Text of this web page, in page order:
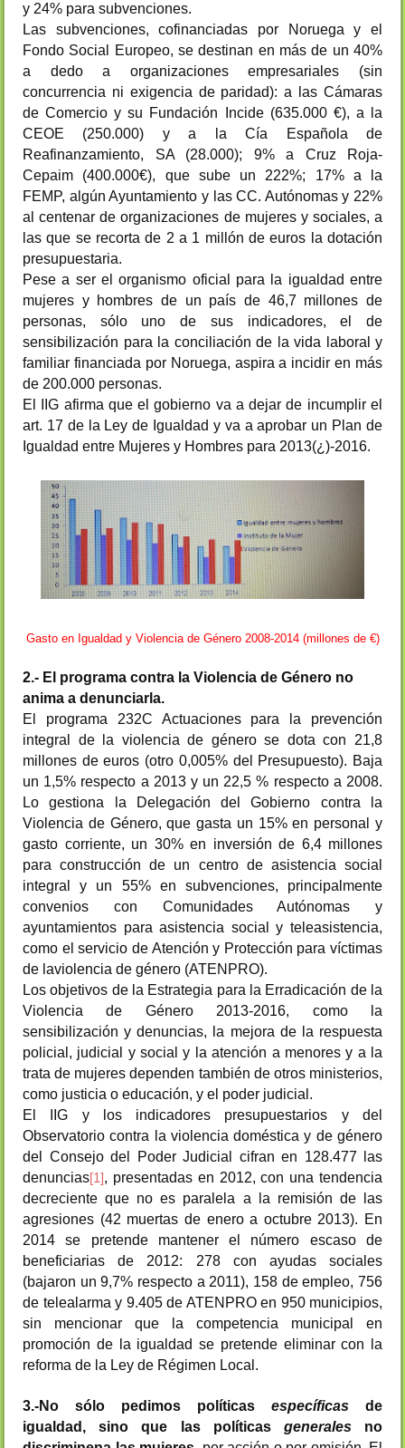
y 24% para subvenciones.
Las subvenciones, cofinanciadas por Noruega y el
Fondo Social Europeo, se destinan en más de un 40%
a dedo a organizaciones empresariales (sin
concurrencia ni exigencia de paridad): a las Cámaras
de Comercio y su Fundación Incide (635.000 €), a la
CEOE (250.000) y a la Cía Española de
Reafinanzamiento, SA (28.000); 9% a Cruz Roja-
Cepaim (400.000€), que sube un 222%; 17% a la
FEMP, algún Ayuntamiento y las CC. Autónomas y 22%
al centenar de organizaciones de mujeres y sociales, a
las que se recorta de 2 a 1 millón de euros la dotación
presupuestaria.
Pese a ser el organismo oficial para la igualdad entre
mujeres y hombres de un país de 46,7 millones de
personas, sólo uno de sus indicadores, el de
sensibilización para la conciliación de la vida laboral y
familiar financiada por Noruega, aspira a incidir en más
de 200.000 personas.
El IIG afirma que el gobierno va a dejar de incumplir el
art. 17 de la Ley de Igualdad y va a aprobar un Plan de
Igualdad entre Mujeres y Hombres para 2013(¿)-2016.
Gasto en Igualdad y Violencia de Género 2008-2014 (millones de €)
2.- El programa contra la Violencia de Género no
anima a denunciarla.
El programa 232C Actuaciones para la prevención
integral de la violencia de género se dota con 21,8
millones de euros (otro 0,005% del Presupuesto). Baja
un 1,5% respecto a 2013 y un 22,5 % respecto a 2008.
Lo gestiona la Delegación del Gobierno contra la
Violencia de Género, que gasta un 15% en personal y
gasto corriente, un 30% en inversión de 6,4 millones
para construcción de un centro de asistencia social
integral y un 55% en subvenciones, principalmente
convenios con Comunidades Autónomas y
ayuntamientos para asistencia social y teleasistencia,
como el servicio de Atención y Protección para víctimas
de laviolencia de género (ATENPRO).
Los objetivos de la Estrategia para la Erradicación de la
Violencia de Género 2013-2016, como la
sensibilización y denuncias, la mejora de la respuesta
policial, judicial y social y la atención a menores y a la
trata de mujeres dependen también de otros ministerios,
como justicia o educación, y el poder judicial.
El IIG y los indicadores presupuestarios y del
Observatorio contra la violencia doméstica y de género
del Consejo del Poder Judicial cifran en 128.477 las
denuncias[1], presentadas en 2012, con una tendencia
decreciente que no es paralela a la remisión de las
agresiones (42 muertas de enero a octubre 2013). En
2014 se pretende mantener el número escaso de
beneficiarias de 2012: 278 con ayudas sociales
(bajaron un 9,7% respecto a 2011), 158 de empleo, 756
de telealarma y 9.405 de ATENPRO en 950 municipios,
sin mencionar que la competencia municipal en
promoción de la igualdad se pretende eliminar con la
reforma de la Ley de Régimen Local.
3.-No sólo pedimos políticas específicas de
igualdad, sino que las políticas generalesno